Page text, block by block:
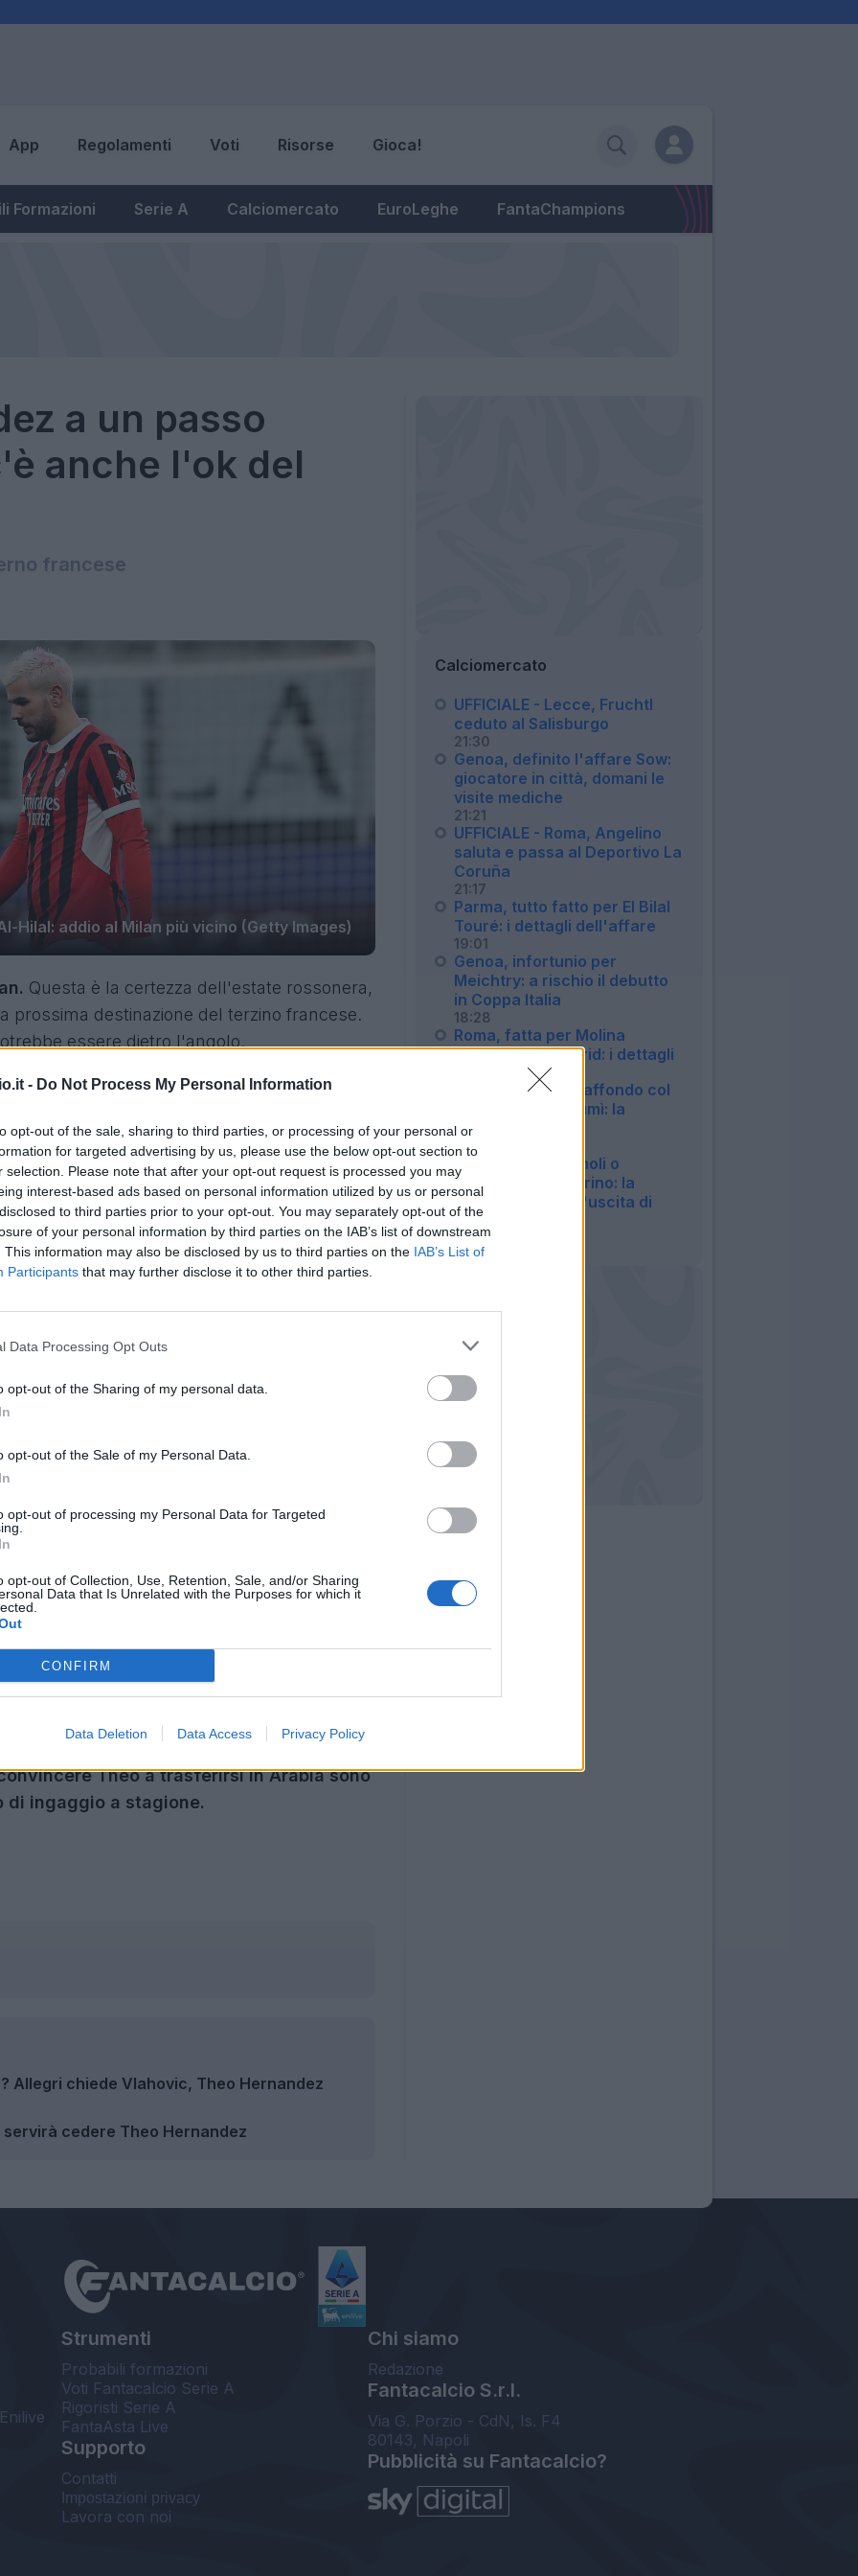
- Do Not Process My Personal Information
opt-out of the sale, sharing to third parties, or processing of your personal or
for targeted advertising by us, please use the below opt-out section to
selection. Please note that after your opt-out request is processed you may
interest-based ads based on personal information utilized by us or personal
to third parties prior to your opt-out. You may separately opt-out of the
of your personal information by third parties on the IAB’s list of downstream
This information may also be disclosed by us to third parties on the IAB’s List of
Participants that may further disclose it to other third parties.
Data Processing Opt Outs
opt-out of the Sharing of my personal data.
opt-out of the Sale of my Personal Data.
opt-out of processing my Personal Data for Targeted
opt-out of Collection, Use, Retention, Sale, and/or Sharing
Data that Is Unrelated with the Purposes for which it
CONFIRM
Data Deletion Data Access Privacy Policy
App Regolamenti Voti Risorse Gioca!
Formazioni Serie A Calciomercato EuroLeghe FantaChampions
a un passo
anche l'ok del
francese
Hilal: addio al Milan più vicino (Getty Images)
Questa è la certezza dell'estate rossonera,
prossima destinazione del terzino francese.
essere dietro l'angolo.
di Theo Hernandez, ormai pronto a
l'accordo verbale con la società, è
del cartellino: il terzino francese
per chiudere la trattativa, ma ormai Theo
Serie A e l'Europa.
l'ok del Milan
dello Sport,
delle ultime settimane, per la prima volta il
tra i due club. Nei prossimi giorni
vivo. Il giocatore sta valutando questa
da Theo fa ben sperare circa la fumata
emissari del club saudita: accordo in
Theo a trasferirsi in Arabia sono
di ingaggio a stagione.
Allegri chiede Vlahovic, Theo Hernandez
cedere Theo Hernandez
Calciomercato
UFFICIALE - Lecce, Fruchtl
ceduto al Salisburgo
21:30
Genoa, definito l'affare Sow:
giocatore in città, domani le
visite mediche
21:21
UFFICIALE - Roma, Angelino
saluta e passa al Deportivo La
Coruña
21:17
Parma, tutto fatto per El Bilal
Touré: i dettagli dell'affare
19:01
Genoa, infortunio per
Meichtry: a rischio il debutto
in Coppa Italia
18:28
Roma, fatta per Molina
dall'Atletico Madrid: i dettagli
Juventus, nuovo affondo col
Bologna per Lucumì: la
situazione
16:17
Atalanta, Romagnoli o
Kristensen nel mirino: la
situazione dopo l'uscita di
Djimsiti
14:10
Strumenti
Probabili formazioni
Voti Fantacalcio Serie A
Rigoristi Serie A
FantaAsta Live
Supporto
Contatti
Impostazioni privacy
Lavora con noi
Chi siamo
Redazione
Fantacalcio S.r.l.
Via G. Porzio - CdN, Is. F4
80143, Napoli
Pubblicità su Fantacalcio?